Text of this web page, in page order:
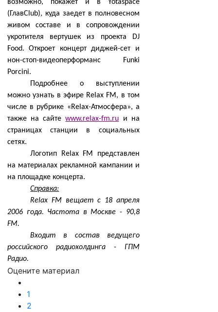
возможно, покажет и в Yotaspace
(ГлавClub), куда заедет в полновесном
живом составе и в сопровождении
укротителя вертушек из проекта DJ
Food. Откроет концерт диджей-сет и
нон-стоп-видеоперформанс Funki
Porcini.
Подробнее о выступлении
можно узнать в эфире Relax FM, в том
числе в рубрике «Relax-Атмосфера», а
также на сайтеwww.relax-fm.ru и на
страницах станции в социальных
сетях.
Логотип
Relax FM
представлен
на материалах рекламной кампании и
на площадке концерта.
Справка:
Relax FM вещает с 18 апреля
2006 года. Частота в Москве - 90,8
FM.
Входит в состав ведущего
российского радиохолдинга - ГПМ
Радио.
Оцените материал
1
2